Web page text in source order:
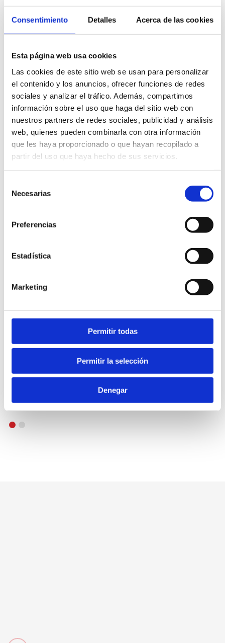
Consentimiento Detalles Acerca de las cookies
Esta página web usa cookies
Las cookies de este sitio web se usan para personalizar
el contenido y los anuncios, ofrecer funciones de redes
sociales y analizar el tráfico. Además, compartimos
información sobre el uso que haga del sitio web con
nuestros partners de redes sociales, publicidad y análisis
web, quienes pueden combinarla con otra información
que les haya proporcionado o que hayan recopilado a
partir del uso que haya hecho de sus servicios.
Necesarias
Preferencias
Estadística
Marketing
Permitir todas
Permitir la selección
Denegar